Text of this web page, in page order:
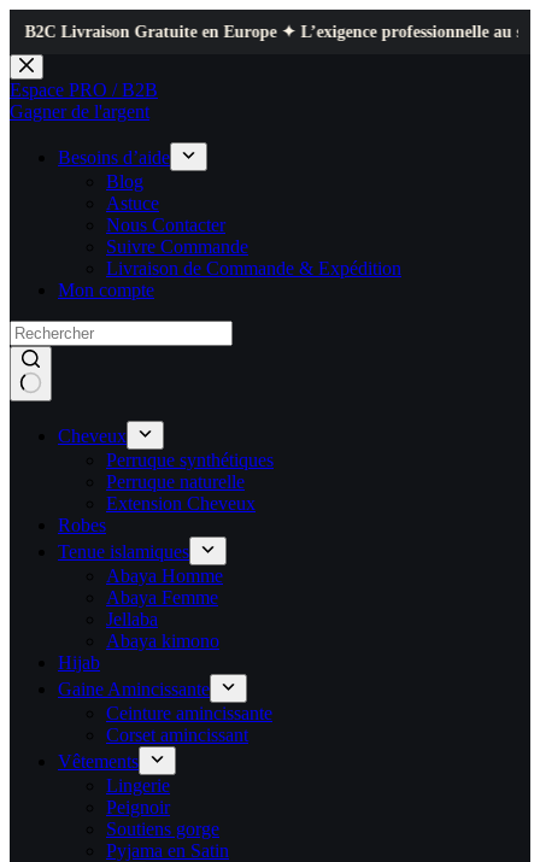
en Europe ✦ L’exigence professionnelle au service de votre
Passer
au
contenu
Espace PRO / B2B
Gagner de l'argent
Besoins d’aide
Blog
Astuce
Nous Contacter
Suivre Commande
Livraison de Commande & Expédition
Mon compte
Cheveux
Perruque synthétiques
Perruque naturelle
Extension Cheveux
Robes
Tenue islamiques
Abaya Homme
Abaya Femme
Jellaba
Abaya kimono
Hijab
Gaine Amincissante
Ceinture amincissante
Corset amincissant
Vêtements
Lingerie
Peignoir
Soutiens gorge
Pyjama en Satin